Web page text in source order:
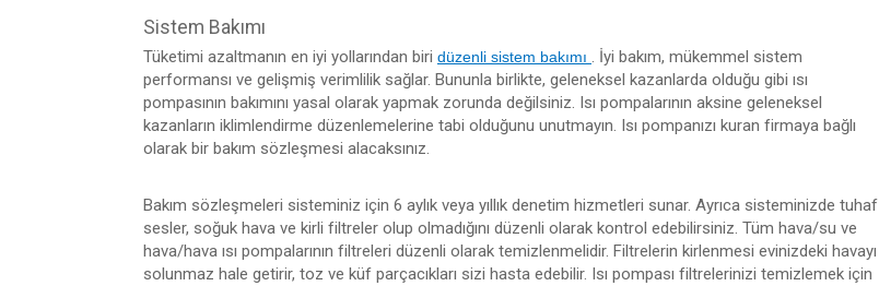
Sistem Bakımı
Tüketimi azaltmanın en iyi yollarından biri düzenli sistem bakımı . İyi bakım, mükemmel sistem
performansı ve gelişmiş verimlilik sağlar. Bununla birlikte, geleneksel kazanlarda olduğu gibi ısı
pompasının bakımını yasal olarak yapmak zorunda değilsiniz. Isı pompalarının aksine geleneksel
kazanların iklimlendirme düzenlemelerine tabi olduğunu unutmayın. Isı pompanızı kuran firmaya bağlı
olarak bir bakım sözleşmesi alacaksınız.
Bakım sözleşmeleri sisteminiz için 6 aylık veya yıllık denetim hizmetleri sunar. Ayrıca sisteminizde tuhaf
sesler, soğuk hava ve kirli filtreler olup olmadığını düzenli olarak kontrol edebilirsiniz. Tüm hava/su ve
hava/hava ısı pompalarının filtreleri düzenli olarak temizlenmelidir. Filtrelerin kirlenmesi evinizdeki havayı
solunmaz hale getirir, toz ve küf parçacıkları sizi hasta edebilir. Isı pompası filtrelerinizi temizlemek için